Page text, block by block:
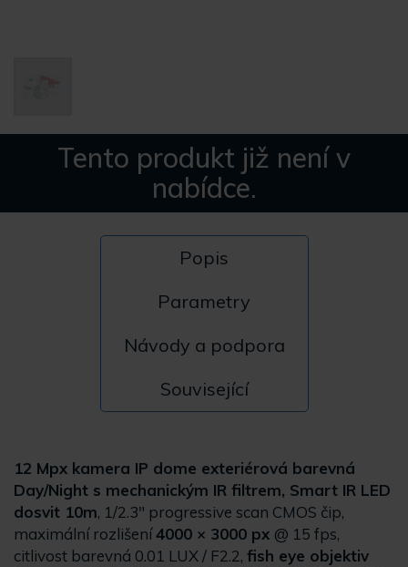
Tento produkt již není v
nabídce.
Popis
Parametry
Návody a podpora
Související
12 Mpx kamera IP dome exteriérová barevná
Day/Night s mechanickým IR filtrem, Smart IR LED
dosvit 10m, 1/2.3" progressive scan CMOS čip,
maximální rozlišení4000 × 3000 px @ 15 fps,
citlivost barevná 0.01 LUX / F2.2, fish eye objektiv